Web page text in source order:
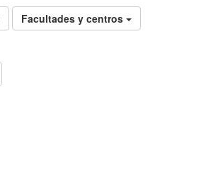
Facultades y centros